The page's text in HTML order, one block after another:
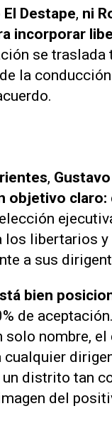
El Destape, ni
incorporar
se
la
,
objetivo
los libertarios
a sus
bien
de
solo nombre, el
cualquier
distrito tan
del